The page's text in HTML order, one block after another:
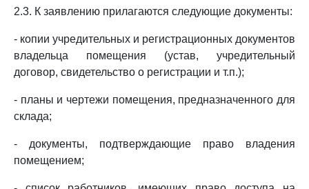
2.3. К заявлению прилагаются следующие документы:
- копии учредительных и регистрационных документов
владельца помещения (устав, учредительный
договор, свидетельство о регистрации и т.п.);
- планы и чертежи помещения, предназначенного для
склада;
- документы, подтверждающие право владения
помещением;